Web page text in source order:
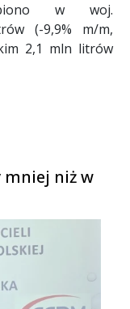
w woj.
(-9,9% m/m,
2,1 mln litrów
mniej niż w